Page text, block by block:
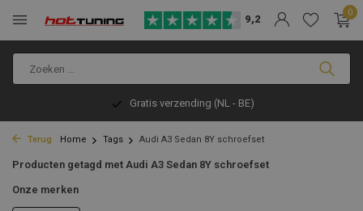
9,2
0
Gratis verzending (NL - BE)
Terug Home Tags Audi A3 Sedan 8Y schroefset
Producten getagd met Audi A3 Sedan 8Y schroefset
Onze merken